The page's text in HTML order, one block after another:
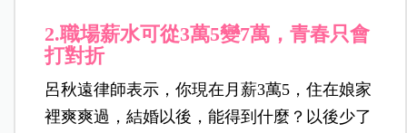
2.職場薪水可從3萬5變7萬，青春只會
打對折
呂秋遠律師表示，你現在月薪3萬5，住在娘家
裡爽爽過，結婚以後，能得到什麼？以後少了